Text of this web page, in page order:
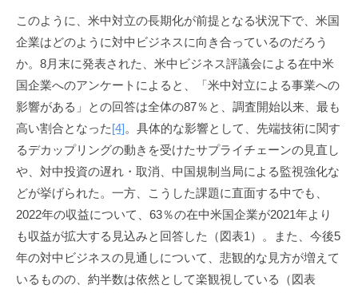
このように、米中対立の長期化が前提となる状況下で、米国
企業はどのように対中ビジネスに向き合っているのだろう
か。8月末に発表された、米中ビジネス評議会による在中米
国企業へのアンケートによると、「米中対立による事業への
影響がある」との回答は全体の87％と、調査開始以来、最も
高い割合となった [4]。具体的な影響として、先端技術に関す
るデカップリングの動きを受けたサプライチェーンの見直し
や、対中投資の遅れ・取消、中国規制当局による監視強化な
どが挙げられた。一方、こうした課題に直面する中でも、
2022年の収益について、63％の在中米国企業が2021年より
も収益が拡大する見込みと回答した（図表1）。また、今後5
年の対中ビジネスの見通しについて、悲観的な見方が増えて
いるものの、約半数は依然として楽観視している（図表